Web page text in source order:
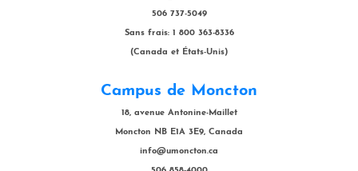
506 737-5049
Sans frais: 1 800 363-8336
(Canada et États-Unis)
Campus de Moncton
18, avenue Antonine-Maillet
Moncton NB E1A 3E9, Canada
info@umoncton.ca